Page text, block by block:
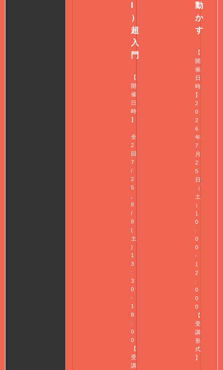
）
超
入
門
【
開
催
日
時
】
全
2
回
7
/
2
5
8
/
8
(
土
)
1
3
:
3
0
-
1
8
:
0
0
【
受
講
動
か
す
【
開
催
日
時
】
2
0
2
6
年
7
月
2
5
日
（
土
）
1
0
:
0
0
-
1
2
:
0
0
0
【
受
講
形
式
】